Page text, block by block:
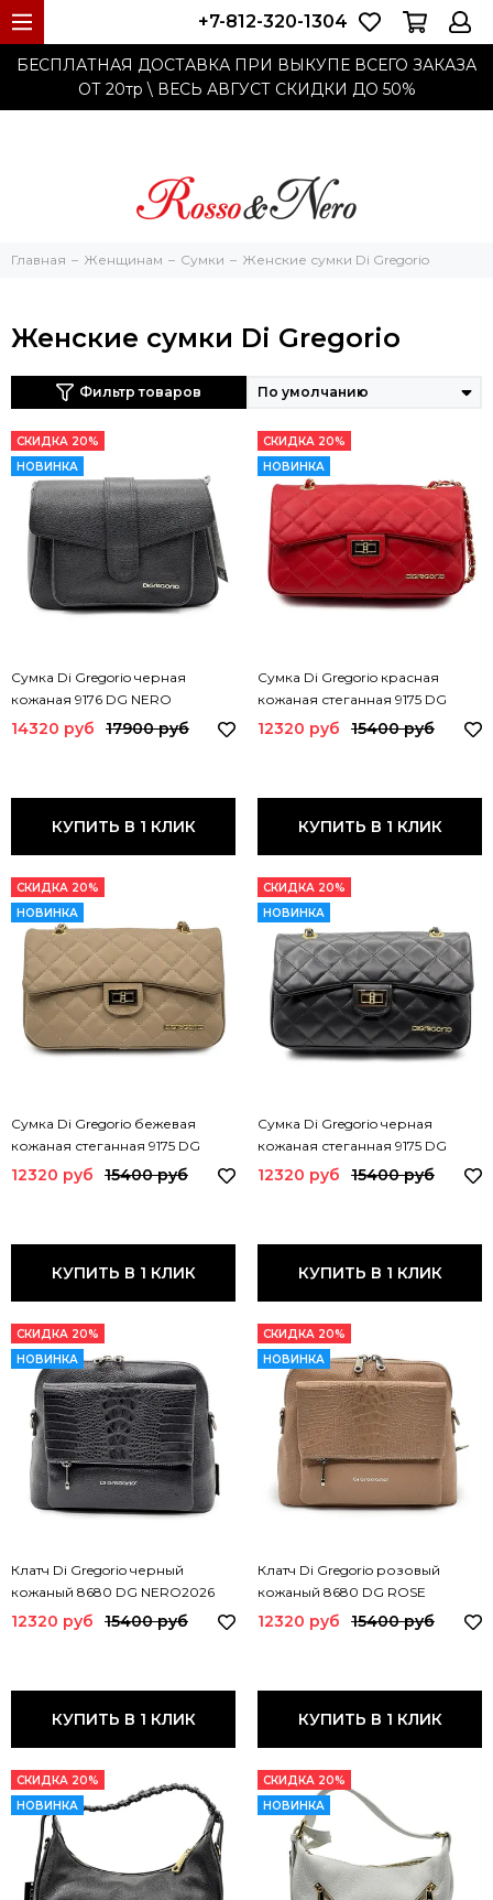
БЕСПЛАТНАЯ ДОСТАВКА ПРИ ВЫКУПЕ ВСЕГО ЗАКАЗА
ОТ 20тр \ ВЕСЬ АВГУСТ СКИДКИ ДО 50%
+7-812-320-1304
Главная Женщинам Cумки Женские сумки Di Gregorio
Женские сумки Di Gregorio
Фильтр товаров
СКИДКА 20%
НОВИНКА
Сумка Di Gregorio черная
кожаная 9176 DG NERO
14320 руб 17900 руб
КУПИТЬ В 1 КЛИК
СКИДКА 20%
НОВИНКА
Сумка Di Gregorio красная
кожаная стеганная 9175 DG
ROSSO
12320 руб 15400 руб
КУПИТЬ В 1 КЛИК
СКИДКА 20%
НОВИНКА
Сумка Di Gregorio бежевая
кожаная стеганная 9175 DG
BEIGE
12320 руб 15400 руб
КУПИТЬ В 1 КЛИК
СКИДКА 20%
НОВИНКА
Сумка Di Gregorio черная
кожаная стеганная 9175 DG
NERO
12320 руб 15400 руб
КУПИТЬ В 1 КЛИК
СКИДКА 20%
НОВИНКА
Клатч Di Gregorio черный
кожаный 8680 DG NERO2026
12320 руб 15400 руб
КУПИТЬ В 1 КЛИК
СКИДКА 20%
НОВИНКА
Клатч Di Gregorio розовый
кожаный 8680 DG ROSE
12320 руб 15400 руб
КУПИТЬ В 1 КЛИК
СКИДКА 20%
НОВИНКА
СКИДКА 20%
НОВИНКА